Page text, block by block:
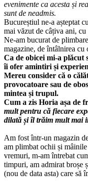
evenimente ca acesta și
sunt de neadmis.
Bucureștiul ne-a așteptat
mai văzut de câțiva ani,
Ne-am bucurat de
magazine, de întâlnirea cu
Ca de obicei mi-a plăcut
îi ofer amintiri și
Mereu consider că o
provocatoare sau de
mintea și trupul.
Cum a zis Horia așa de
mult pentru că fiecare
dilată și îl trăim mult mai
Am fost într-un magazin
am plimbat ochii și
vremuri, m-am întrebat
timpuri, am admirat broșe
(nou de data asta) care să